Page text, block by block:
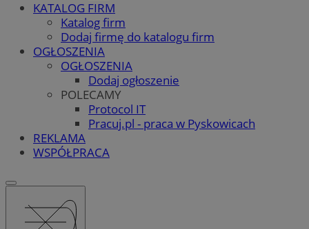
KATALOG FIRM
Katalog firm
Dodaj firmę do katalogu firm
OGŁOSZENIA
OGŁOSZENIA
Dodaj ogłoszenie
POLECAMY
Protocol IT
Pracuj.pl - praca w Pyskowicach
REKLAMA
WSPÓŁPRACA